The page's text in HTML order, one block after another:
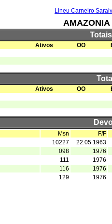
Lineu Carneiro
Ativos OO
Ativos OO
Msn
F/F
10227
22.05.1963
098
1976
111
1976
116
1976
129 1976